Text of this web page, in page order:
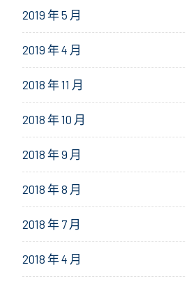
2019 年 5 月
2019 年 4 月
2018 年 11 月
2018 年 10 月
2018 年 9 月
2018 年 8 月
2018 年 7 月
2018 年 4 月